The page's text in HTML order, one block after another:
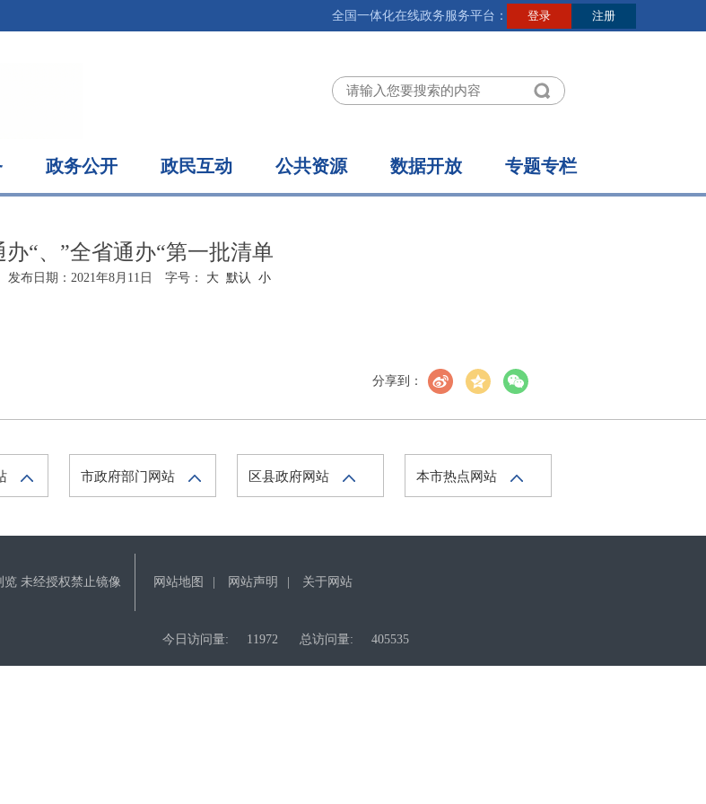
全国一体化在线政务服务平台：
政务公开 政民互动 公共资源 数据开放 专题专栏
办“、”全省通办“第一批清单
发布日期： 2021年8月11日 字号： 大 默认 小
分享到：
市政府部门网站 区县政府网站 本市热点网站
览 未经授权禁止镜像
网站地图 网站声明 关于网站
今日访问量: 11972 总访问量: 405535